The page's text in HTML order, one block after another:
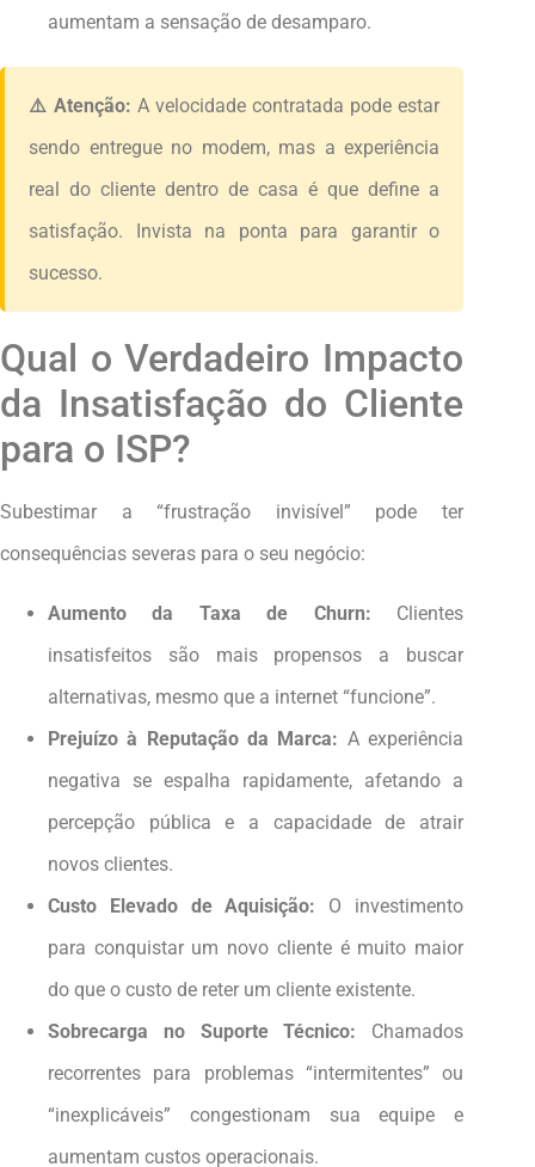
aumentam a sensação de desamparo.
⚠️ Atenção: A velocidade contratada pode estar
sendo entregue no modem, mas a experiência
real do cliente dentro de casa é que define a
satisfação. Invista na ponta para garantir o
sucesso.
Qual o Verdadeiro Impacto
da Insatisfação do Cliente
para o ISP?
Subestimar a “frustração invisível” pode ter
consequências severas para o seu negócio:
Aumento da Taxa de Churn: Clientes
insatisfeitos são mais propensos a buscar
alternativas, mesmo que a internet “funcione”.
Prejuízo à Reputação da Marca: A experiência
negativa se espalha rapidamente, afetando a
percepção pública e a capacidade de atrair
novos clientes.
Custo Elevado de Aquisição: O investimento
para conquistar um novo cliente é muito maior
do que o custo de reter um cliente existente.
Sobrecarga no Suporte Técnico: Chamados
recorrentes para problemas “intermitentes” ou
“inexplicáveis” congestionam sua equipe e
aumentam custos operacionais.